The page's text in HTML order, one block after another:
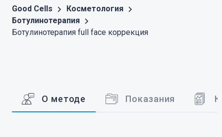
Good Cells
Косметология
Ботулинотерапия
Ботулинотерапия full face коррекция
О методе Показания